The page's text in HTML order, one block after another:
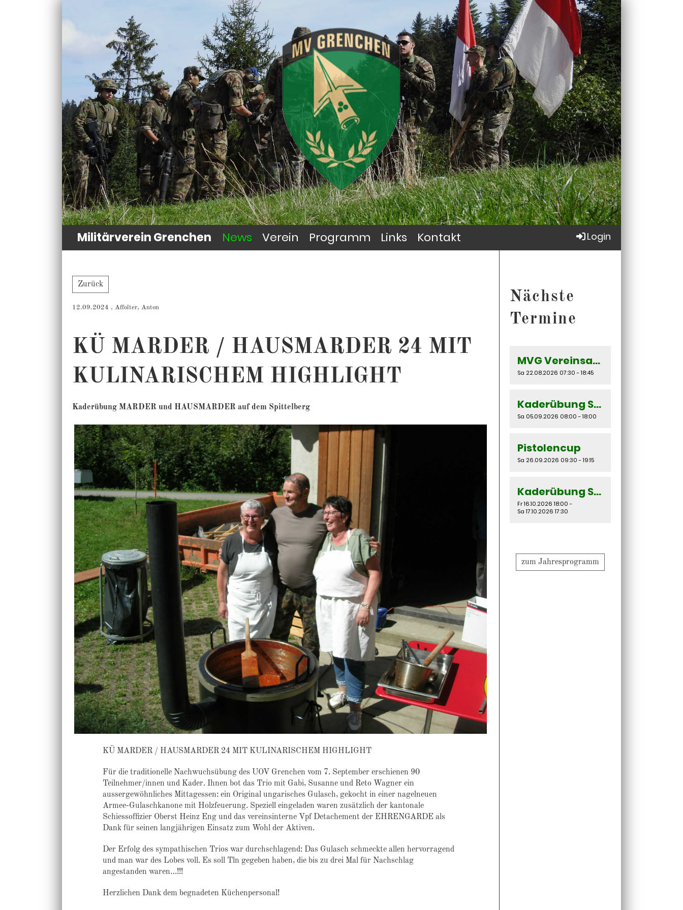
Militärverein Grenchen News Verein Programm Links Kontakt Login
Zurück
12.09.2024 , Affolter, Anton
KÜ MARDER / HAUSMARDER 24 MIT
KULINARISCHEM HIGHLIGHT
Kaderübung MARDER und HAUSMARDER auf dem Spittelberg
KÜ MARDER / HAUSMARDER 24 MIT KULINARISCHEM HIGHLIGHT
Für die traditionelle Nachwuchsübung des UOV Grenchen vom 7. September erschienen 90
Teilnehmer/innen und Kader. Ihnen bot das Trio mit Gabi, Susanne und Reto Wagner ein
aussergewöhnlichesMittagessen: ein Original ungarisches Gulasch, gekocht in einer nagelneuen
Armee-Gulaschkanone mit Holzfeuerung. Speziell eingeladen waren zusätzlich der kantonale
Schiessoffizier Oberst Heinz Eng und das vereinsinterne VpfDetachement der EHRENGARDE als
Dank für seinen langjährigen Einsatz zum Wohl der Aktiven.
Der Erfolg des sympathischen Trios war durchschlagend: Das Gulasch schmeckte allen hervorragend
und man war des Lobes voll. Es soll Tln gegeben haben, die bis zu drei Mal für Nachschlag
angestanden waren…!!!
Herzlichen Dank dem begnadeten Küchenpersonal!
Nächste
Termine
MVG Vereinsausflug
Sa 22.08.2026 07:30 - 18:45
Kaderübung SAN ANDREAS
Sa 05.09.2026 08:00 - 18:00
Pistolencup
Sa 26.09.2026 09:30 - 19:15
Kaderübung Santa Barbara & San Diego
Fr 16.10.2026 18:00 -
Sa 17.10.2026 17:30
zum Jahresprogramm